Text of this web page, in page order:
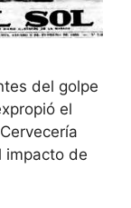
del golpe
el
impacto de